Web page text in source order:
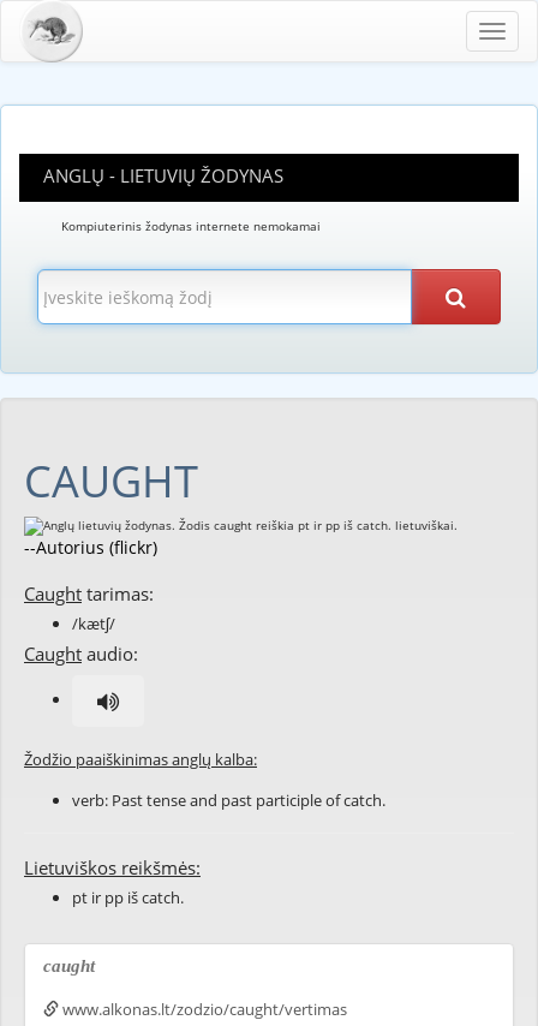
ANGLŲ - LIETUVIŲ ŽODYNAS
Kompiuterinis žodynas internete nemokamai
CAUGHT
--Autorius (flickr)
Caught tarimas:
/kætʃ/
Caught audio:
Žodžio paaiškinimas anglų kalba:
verb: Past tense and past participle ofcatch.
Lietuviškos reikšmės:
pt ir pp iš catch.
caught
www.alkonas.lt/zodzio/caught/vertimas